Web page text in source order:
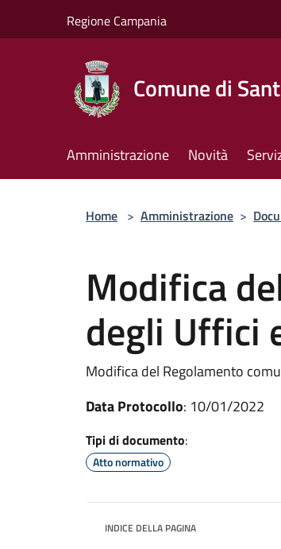
Regione Campania
Comune di
Amministrazione Novità
Home > Amministrazione >
Modifica
degli Uffici
Modifica del Regolamento
Data Protocollo: 10/01/2022
Tipi di documento:
Atto normativo
INDICE DELLA PAGINA